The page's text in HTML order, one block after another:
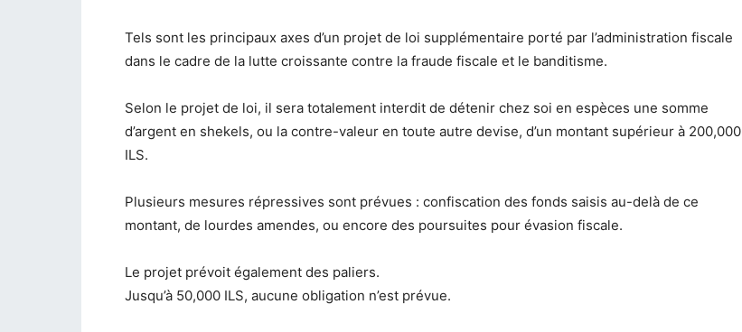
Tels sont les principaux axes d’un projet de loi supplémentaire porté par l’administration fiscale
dans le cadre de la lutte croissante contre la fraude fiscale et le banditisme.
Selon le projet de loi, il sera totalement interdit de détenir chez soi en espèces une somme
d’argent en shekels, ou la contre-valeur en toute autre devise, d’un montant supérieur à 200,000
ILS.
Plusieurs mesures répressives sont prévues : confiscation des fonds saisis au-delà de ce
montant, de lourdes amendes, ou encore des poursuites pour évasion fiscale.
Le projet prévoit également des paliers.
Jusqu’à 50,000 ILS, aucune obligation n’est prévue.